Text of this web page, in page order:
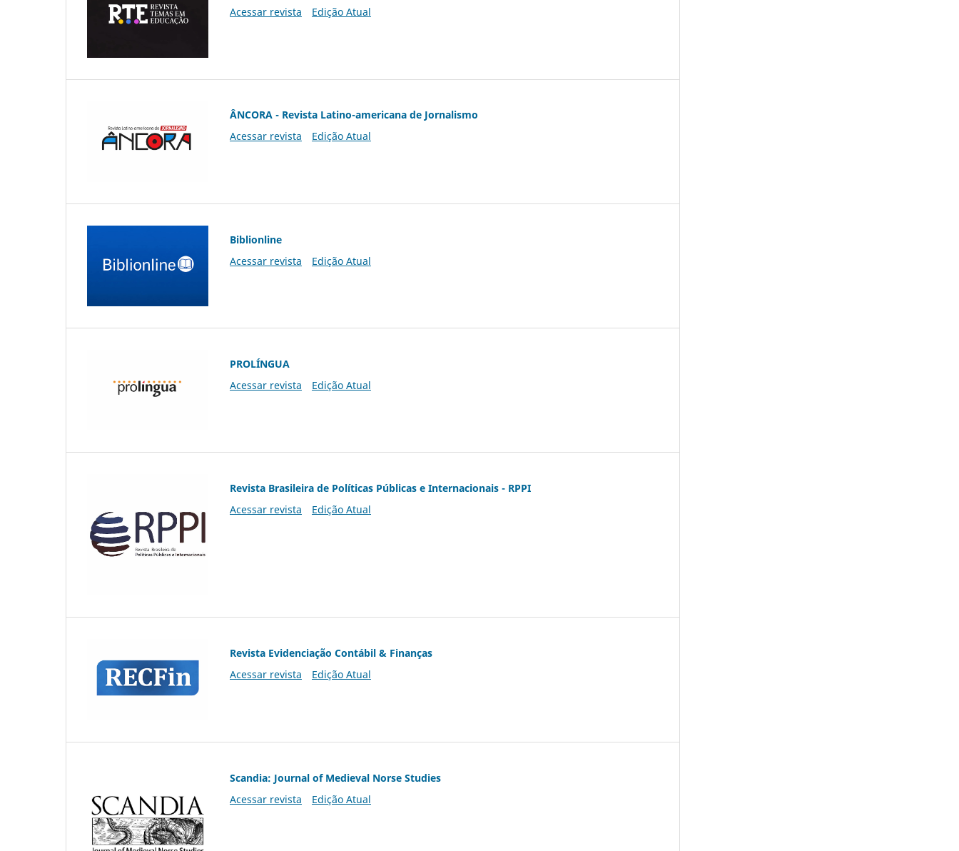
Acessar revista
Edição Atual
ÂNCORA - Revista Latino-americana de Jornalismo
Acessar revista
Edição Atual
Biblionline
Acessar revista
Edição Atual
PROLÍNGUA
Acessar revista
Edição Atual
Revista Brasileira de Políticas Públicas e Internacionais - RPPI
Acessar revista
Edição Atual
Revista Evidenciação Contábil & Finanças
Acessar revista
Edição Atual
Scandia: Journal of Medieval Norse Studies
Acessar revista
Edição Atual